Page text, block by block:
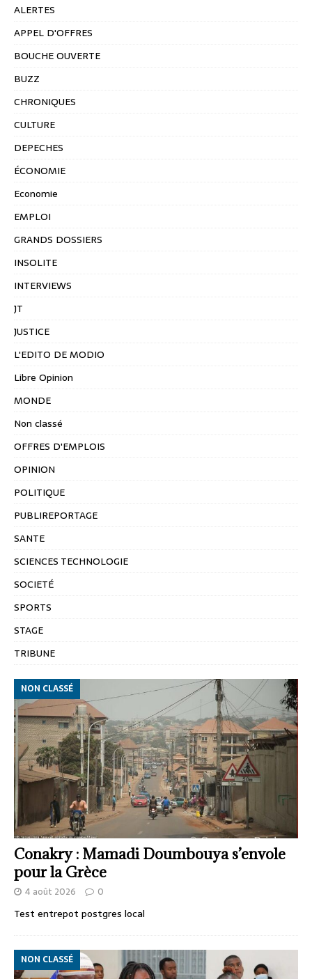
ALERTES
APPEL D'OFFRES
BOUCHE OUVERTE
BUZZ
CHRONIQUES
CULTURE
DEPECHES
ÉCONOMIE
Economie
EMPLOI
GRANDS DOSSIERS
INSOLITE
INTERVIEWS
JT
JUSTICE
L'EDITO DE MODIO
Libre Opinion
MONDE
Non classé
OFFRES D'EMPLOIS
OPINION
POLITIQUE
PUBLIREPORTAGE
SANTE
SCIENCES TECHNOLOGIE
SOCIETÉ
SPORTS
STAGE
TRIBUNE
Conakry : Mamadi Doumbouya s’envole
pour la Grèce
NON CLASSÉ
4 août 2026 0
Test entrepot postgres local
NON CLASSÉ